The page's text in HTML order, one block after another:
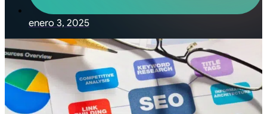
enero 3, 2025